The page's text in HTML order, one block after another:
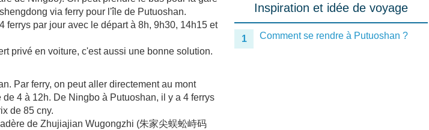
via ferry pour l'île de Putuoshan.
ferrys par jour avec le départ à 8h, 9h30, 14h15 et
privé en voiture, c'est aussi une bonne solution.
Par ferry, on peut aller directement au mont
4 à 12h. De Ningbo à Putuoshan, il y a 4 ferrys
de 85 cny.
de Zhujiajian Wugongzhi (朱家尖蜈蚣峙码
Inspiration et idée de voyage
1 Comment se rendre à Putuoshan ?